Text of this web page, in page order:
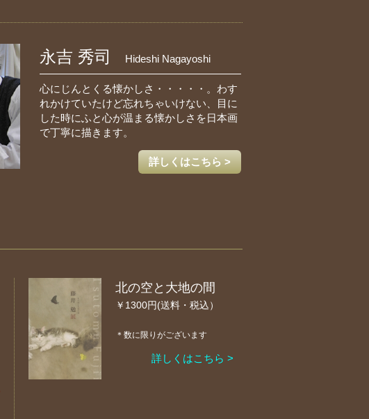
永吉 秀司 Hideshi Nagayoshi
心にじんとくる懐かしさ・・・・・。わす
れかけていたけど忘れちゃいけない、目に
した時にふと心が温まる懐かしさを日本画
で丁寧に描きます。
詳しくはこちら >
北の空と大地の間
￥1300円(送料・税込）
＊数に限りがございます
詳しくはこちら >